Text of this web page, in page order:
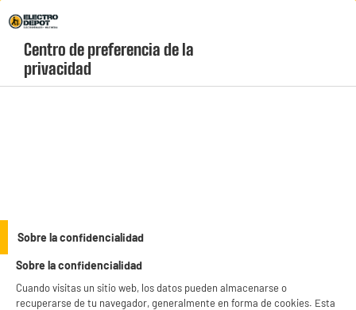
Menú
geolocation-header-icon-text
account
Centro de preferencia de la
privacidad
Sobre la confidencialidad
Sobre la confidencialidad
Cuando visitas un sitio web, los datos pueden almacenarse o
recuperarse de tu navegador, generalmente en forma de cookies. Esta